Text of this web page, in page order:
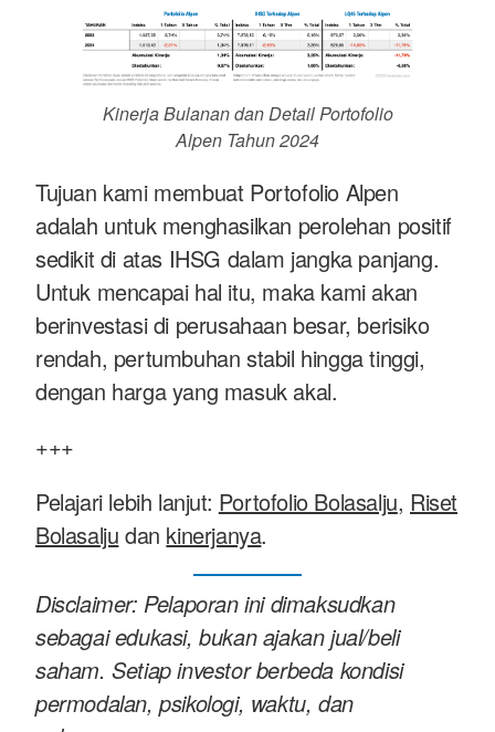
Kinerja Bulanan dan Detail Portofolio
Alpen Tahun 2024
Tujuan kami membuat Portofolio Alpen
adalah untuk menghasilkan perolehan positif
sedikit di atas IHSG dalam jangka panjang.
Untuk mencapai hal itu, maka kami akan
berinvestasi di perusahaan besar, berisiko
rendah, pertumbuhan stabil hingga tinggi,
dengan harga yang masuk akal.
+++
Pelajari lebih lanjut: Portofolio Bolasalju, Riset
Bolasalju dan kinerjanya.
Disclaimer: Pelaporan ini dimaksudkan
sebagai edukasi, bukan ajakan jual/beli
saham. Setiap investor berbeda kondisi
permodalan, psikologi, waktu, dan